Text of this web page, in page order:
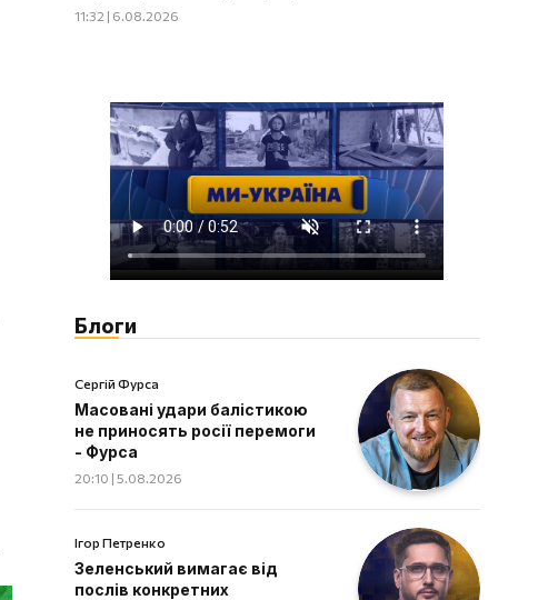
11:32 | 6.08.2026
Блоги
Сергій Фурса
Масовані удари балістикою
не приносять росії перемоги
- Фурса
20:10 | 5.08.2026
Ігор Петренко
Зеленський вимагає від
послів конкретних